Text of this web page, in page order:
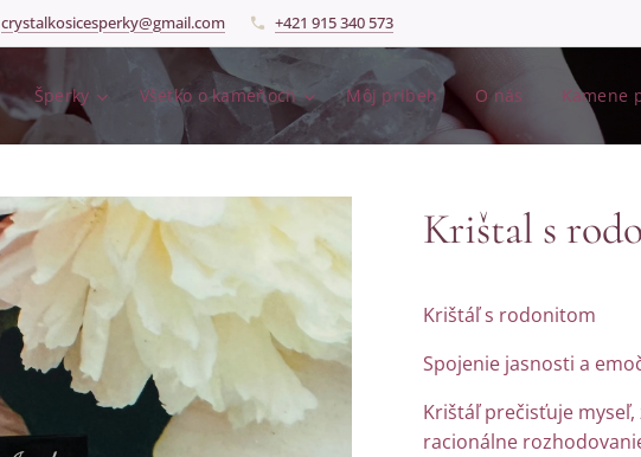
crystalkosicesperky@gmail.com +421 915 340 573
Šperky Všetko o kameňoch Môj pribeh O nás Kamene
Krištal s
Krištáľ s rodonitom
Spojenie jasnosti a
Krištáľ prečisťuje
racionálne